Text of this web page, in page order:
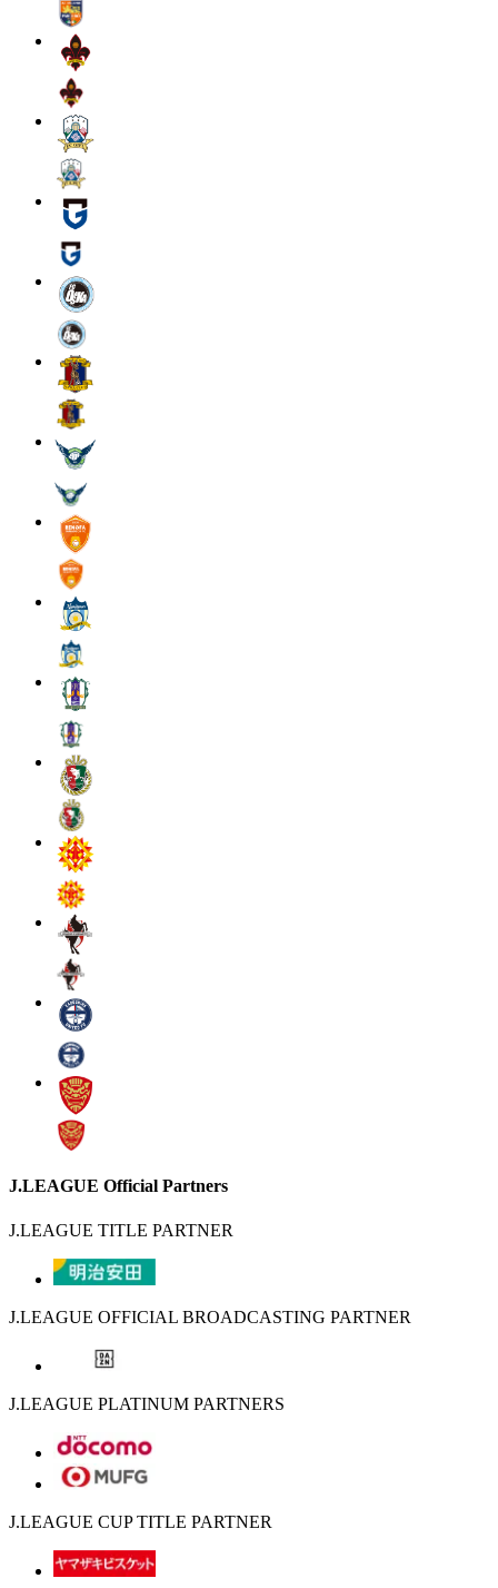
J.LEAGUE Official Partners
J.LEAGUE TITLE PARTNER
J.LEAGUE OFFICIAL BROADCASTING PARTNER
J.LEAGUE PLATINUM PARTNERS
J.LEAGUE CUP TITLE PARTNER